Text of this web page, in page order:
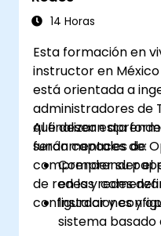
14 Horas
Esta formación en
instructor en
está orientada a
administradores de
que desean
fundamentales de
comprender su
de redes y
configuraciones y
Al finalizar esta
serán capaces de:
Comprender el
en las redes
Instalar y
sistema basado